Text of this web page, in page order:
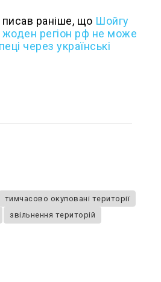
раніше, що Шойгу
регіон рф не може
через українські
тимчасово окуповані території
звільнення територій